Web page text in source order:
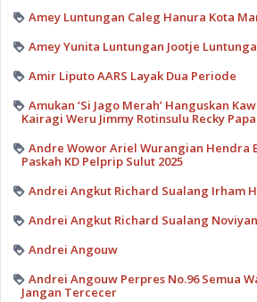
Amey Luntungan Caleg Hanura Kota
Amey Yunita Luntungan Jootje
Amir Liputo AARS Layak Dua Periode
Amukan ‘Si Jago Merah’ Hanguskan
Kairagi Weru Jimmy Rotinsulu Recky
Andre Wowor Ariel Wurangian Hendra
Paskah KD Pelprip Sulut 2025
Andrei Angkut Richard Sualang Irham
Andrei Angkut Richard Sualang
Andrei Angouw
Andrei Angouw Perpres No.96 Semua
Jangan Tercecer